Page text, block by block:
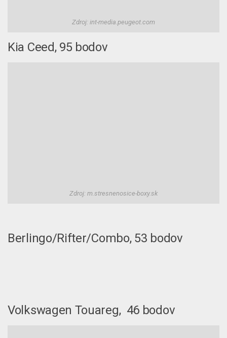
Zdroj: int-media.peugeot.com
Kia Ceed, 95 bodov
Zdroj: m.stresnenosice-boxy.sk
Berlingo/Rifter/Combo, 53 bodov
Volkswagen Touareg, 46 bodov